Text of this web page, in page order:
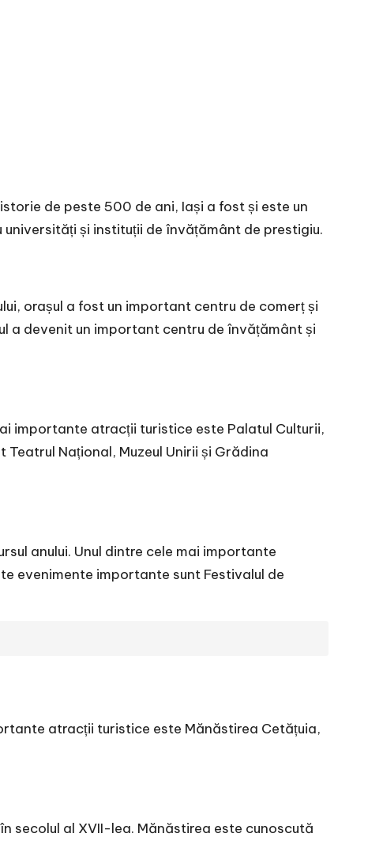
de peste 500 de ani, Iași a fost și este un
și instituții de învățământ de prestigiu.
orașul a fost un important centru de comerț și
a devenit un important centru de învățământ și
importante atracții turistice este Palatul Culturii,
Național, Muzeul Unirii și Grădina
anului. Unul dintre cele mai importante
evenimente importante sunt Festivalul de
atracții turistice este Mănăstirea Cetățuia,
secolul al XVII-lea. Mănăstirea este cunoscută